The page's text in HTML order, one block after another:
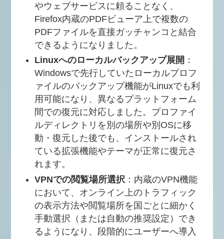
やウェブサービスに頼ることなく、
Firefox内蔵のPDFビューア上で複数の
PDFファイルを直接ガッチャンコと結合
できるようになりました。
Linuxへのローカルバックアップ展開 ：
Windowsで先行していたローカルプロフ
ァイルのバックアップ機能がLinuxでも利
用可能になり、異なるプラットフォーム
間での復元に対応しました。プロファイ
ルディレクトリを別の場所や別OSに移
動・復元した後でも、インストールされ
ている拡張機能やテーマが正常に復元さ
れます。
VPNでの閲覧場所選択 ：内蔵のVPN機能
において、オンライン上のトラフィック
の表示方法や閲覧場所を国ごとに細かく
手動選択（または自動の推奨設定）でき
るようになり、段階的にユーザーへ導入